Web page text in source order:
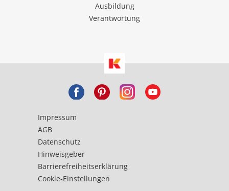
Ausbildung
Verantwortung
Impressum
AGB
Datenschutz
Hinweisgeber
Barrierefreiheitserklärung
Cookie-Einstellungen